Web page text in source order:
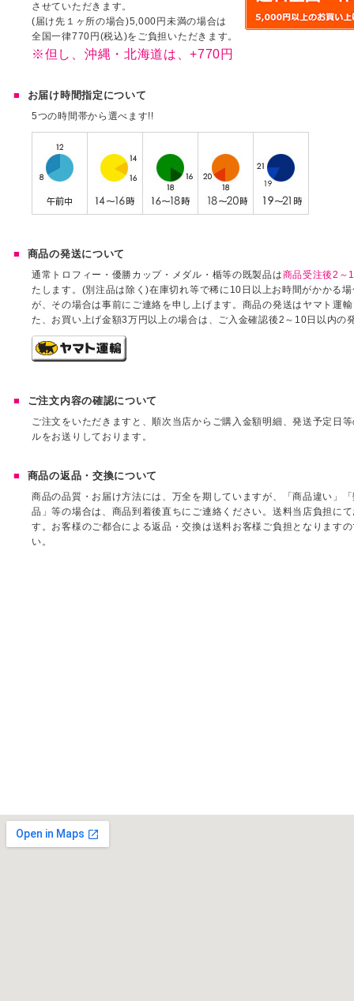
させていただきます。
(届け先１ヶ所の場合)5,000円未満の場合は
全国一律770円(税込)をご負担いただきます。
※但し、沖縄・北海道は、+770円
お届け時間指定について
5つの時間帯から選べます!!
商品の発送について
通常トロフィー・優勝カップ・メダル・楯等の既製品は商品受注後2～
たします。(別注品は除く)在庫切れ等で稀に10日以上お時間がかかる
が、その場合は事前にご連絡を申し上げます。商品の発送はヤマト運
た、お買い上げ金額3万円以上の場合は、ご入金確認後2～10日以内の
ご注文内容の確認について
ご注文をいただきますと、順次当店からご購入金額明細、発送予定日
ルをお送りしております。
商品の返品・交換について
商品の品質・お届け方法には、万全を期していますが、「商品違い」
品」等の場合は、商品到着後直ちにご連絡ください。送料当店負担に
す。お客様のご都合による返品・交換は送料お客様ご負担となります
い。